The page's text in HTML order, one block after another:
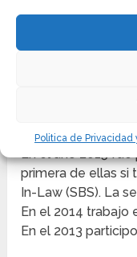
Politica de Privacidad
Continuando con
de tres dramas:
Shop Woman. El
tercero fue Five
primera de ellas si
In-Law (SBS). La
En el 2014 trabajo
En el 2013